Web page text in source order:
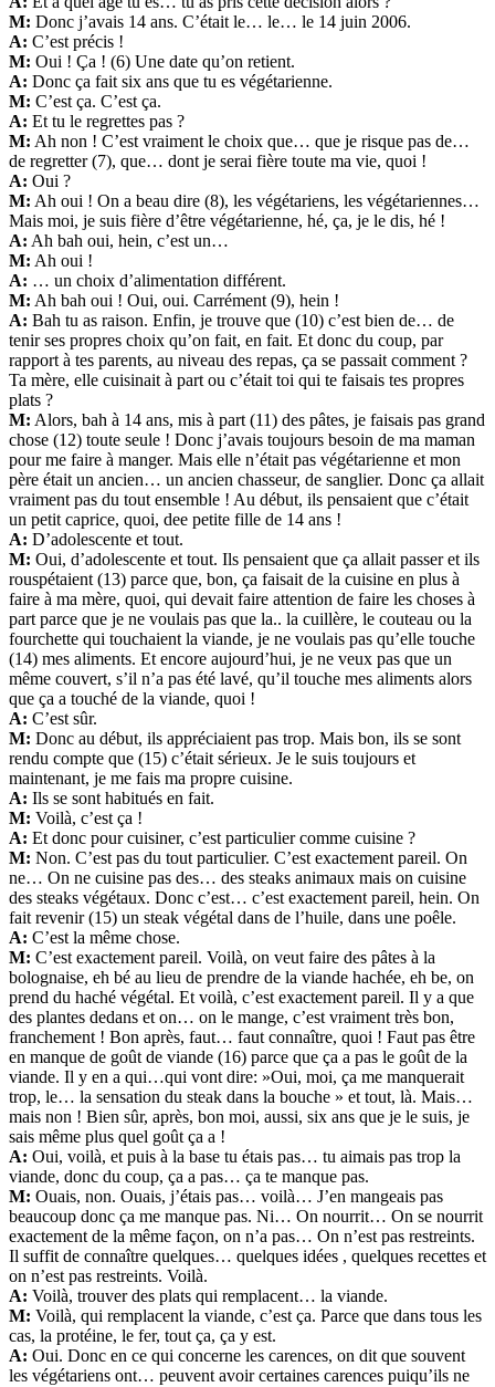
M: Donc j’avais 14 ans. C’était le… le… le 14 juin 2006.
A: C’est précis !
M: Oui ! Ça ! (6) Une date qu’on retient.
A: Donc ça fait six ans que tu es végétarienne.
M: C’est ça. C’est ça.
A: Et tu le regrettes pas ?
M: Ah non ! C’est vraiment le choix que… que je risque pas de…
de regretter (7), que… dont je serai fière toute ma vie, quoi !
A: Oui ?
M: Ah oui ! On a beau dire (8), les végétariens, les végétariennes…
Mais moi, je suis fière d’être végétarienne, hé, ça, je le dis, hé !
A: Ah bah oui, hein, c’est un…
M: Ah oui !
A: … un choix d’alimentation différent.
M: Ah bah oui ! Oui, oui. Carrément (9), hein !
A: Bah tu as raison. Enfin, je trouve que (10) c’est bien de… de
tenir ses propres choix qu’on fait, en fait. Et donc du coup, par
rapport à tes parents, au niveau des repas, ça se passait comment ?
Ta mère, elle cuisinait à part ou c’était toi qui te faisais tes propres
plats ?
M: Alors, bah à 14 ans, mis à part (11) des pâtes, je faisais pas grand
chose (12) toute seule ! Donc j’avais toujours besoin de ma maman
pour me faire à manger. Mais elle n’était pas végétarienne et mon
père était un ancien… un ancien chasseur, de sanglier. Donc ça allait
vraiment pas du tout ensemble ! Au début, ils pensaient que c’était
un petit caprice, quoi, dee petite fille de 14 ans !
A: D’adolescente et tout.
M: Oui, d’adolescente et tout. Ils pensaient que ça allait passer et ils
rouspétaient (13) parce que, bon, ça faisait de la cuisine en plus à
faire à ma mère, quoi, qui devait faire attention de faire les choses à
part parce que je ne voulais pas que la.. la cuillère, le couteau ou la
fourchette qui touchaient la viande, je ne voulais pas qu’elle touche
(14) mes aliments. Et encore aujourd’hui, je ne veux pas que un
même couvert, s’il n’a pas été lavé, qu’il touche mes aliments alors
que ça a touché de la viande, quoi !
A: C’est sûr.
M: Donc au début, ils appréciaient pas trop. Mais bon, ils se sont
rendu compte que (15) c’était sérieux. Je le suis toujours et
maintenant, je me fais ma propre cuisine.
A: Ils se sont habitués en fait.
M: Voilà, c’est ça !
A: Et donc pour cuisiner, c’est particulier comme cuisine ?
M: Non. C’est pas du tout particulier. C’est exactement pareil. On
ne… On ne cuisine pas des… des steaks animaux mais on cuisine
des steaks végétaux. Donc c’est… c’est exactement pareil, hein. On
fait revenir (15) un steak végétal dans de l’huile, dans une poêle.
A: C’est la même chose.
M: C’est exactement pareil. Voilà, on veut faire des pâtes à la
bolognaise, eh bé au lieu de prendre de la viande hachée, eh be, on
prend du haché végétal. Et voilà, c’est exactement pareil. Il y a que
des plantes dedans et on… on le mange, c’est vraiment très bon,
franchement ! Bon après, faut… faut connaître, quoi ! Faut pas être
en manque de goût de viande (16) parce que ça a pas le goût de la
viande. Il y en a qui…qui vont dire: »Oui, moi, ça me manquerait
trop, le… la sensation du steak dans la bouche » et tout, là. Mais…
mais non ! Bien sûr, après, bon moi, aussi, six ans que je le suis, je
sais même plus quel goût ça a !
A: Oui, voilà, et puis à la base tu étais pas… tu aimais pas trop la
viande, donc du coup, ça a pas… ça te manque pas.
M: Ouais, non. Ouais, j’étais pas… voilà… J’en mangeais pas
beaucoup donc ça me manque pas. Ni… On nourrit… On se nourrit
exactement de la même façon, on n’a pas… On n’est pas restreints.
Il suffit de connaître quelques… quelques idées , quelques recettes et
on n’est pas restreints. Voilà.
A: Voilà, trouver des plats qui remplacent… la viande.
M: Voilà, qui remplacent la viande, c’est ça. Parce que dans tous les
cas, la protéine, le fer, tout ça, ça y est.
A: Oui. Donc en ce qui concerne les carences, on dit que souvent
les végétariens ont… peuvent avoir certaines carences puiqu’ils ne